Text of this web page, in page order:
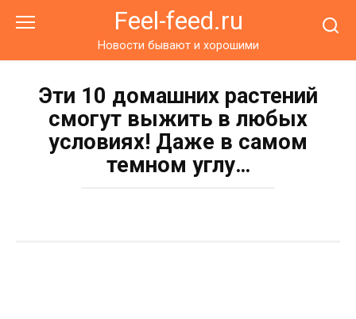
Feel-feed.ru
Новости бывают и хорошими
Эти 10 домашних растений
смогут выжить в любых
условиях! Даже в самом
темном углу…